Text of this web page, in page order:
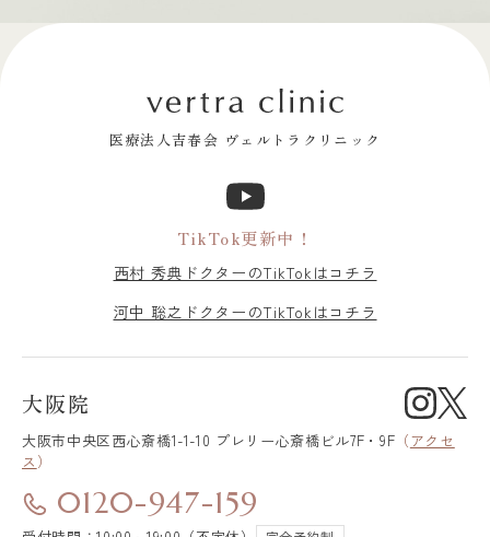
医療法人吉春会 ヴェルトラクリニック
TikTok更新中！
西村 秀典ドクターのTikTokはコチラ
河中 聡之ドクターのTikTokはコチラ
大阪院
大阪市中央区西心斎橋1-1-10 プレリー心斎橋ビル7F・9F （アクセ
ス ）
0120-947-159